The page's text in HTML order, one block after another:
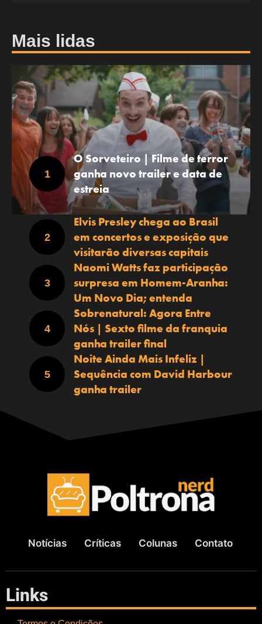
Mais lidas
O Sorveteiro | Filme de terror
ganha novo trailer e data de
estreia
Elvis Presley chega ao Brasil
em concertos e exposição que
visitarão diversas capitais
Naomi Watts faz participação
surpresa em Homem-Aranha:
Um Novo Dia; entenda
Sobrenatural: Agora Entre
Nós | Sexto filme da franquia
ganha trailer final
Noite Ainda Mais Infeliz |
Sequência com David Harbour
ganha trailer
Notícias Críticas Colunas Contato
Links